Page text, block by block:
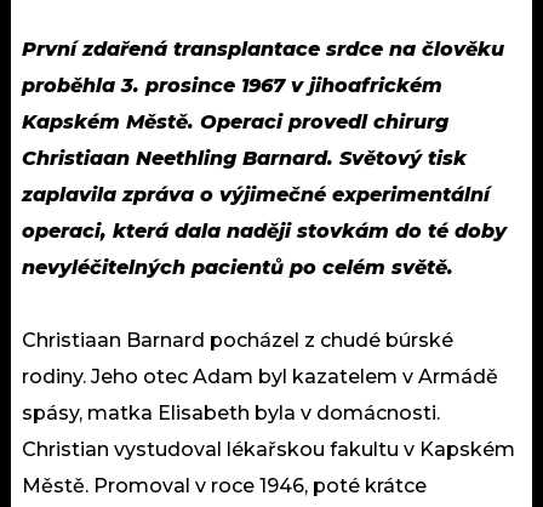
První zdařená transplantace srdce na člověku
proběhla 3. prosince 1967 v jihoafrickém
Kapském Městě. Operaci provedl chirurg
Christiaan Neethling Barnard. Světový tisk
zaplavila zpráva o výjimečné experimentální
operaci, která dala naději stovkám do té doby
nevyléčitelných pacientů po celém světě.
Christiaan Barnard pocházel z chudé búrské
rodiny. Jeho otec Adam byl kazatelem v Armádě
spásy, matka Elisabeth byla v domácnosti.
Christian vystudoval lékařskou fakultu v Kapském
Městě. Promoval v roce 1946, poté krátce